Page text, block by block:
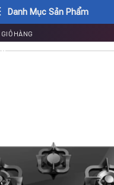
Danh Mục Sản Phẩm
GIỎ HÀNG
0₫